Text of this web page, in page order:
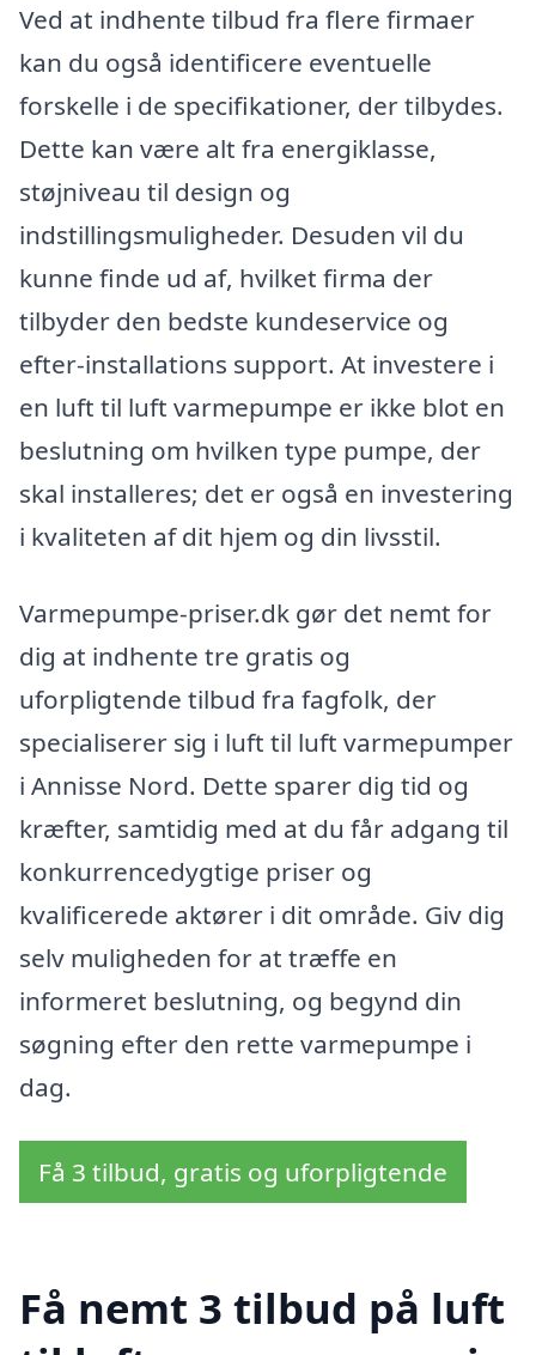
Ved at indhente tilbud fra flere firmaer
kan du også identificere eventuelle
forskelle i de specifikationer, der tilbydes.
Dette kan være alt fra energiklasse,
støjniveau til design og
indstillingsmuligheder. Desuden vil du
kunne finde ud af, hvilket firma der
tilbyder den bedste kundeservice og
efter-installations support. At investere i
en luft til luft varmepumpe er ikke blot en
beslutning om hvilken type pumpe, der
skal installeres; det er også en investering
i kvaliteten af dit hjem og din livsstil.
Varmepumpe-priser.dk gør det nemt for
dig at indhente tre gratis og
uforpligtende tilbud fra fagfolk, der
specialiserer sig i luft til luft varmepumper
i Annisse Nord. Dette sparer dig tid og
kræfter, samtidig med at du får adgang til
konkurrencedygtige priser og
kvalificerede aktører i dit område. Giv dig
selv muligheden for at træffe en
informeret beslutning, og begynd din
søgning efter den rette varmepumpe i
dag.
Få 3 tilbud, gratis og uforpligtende
Få nemt 3 tilbud på luft